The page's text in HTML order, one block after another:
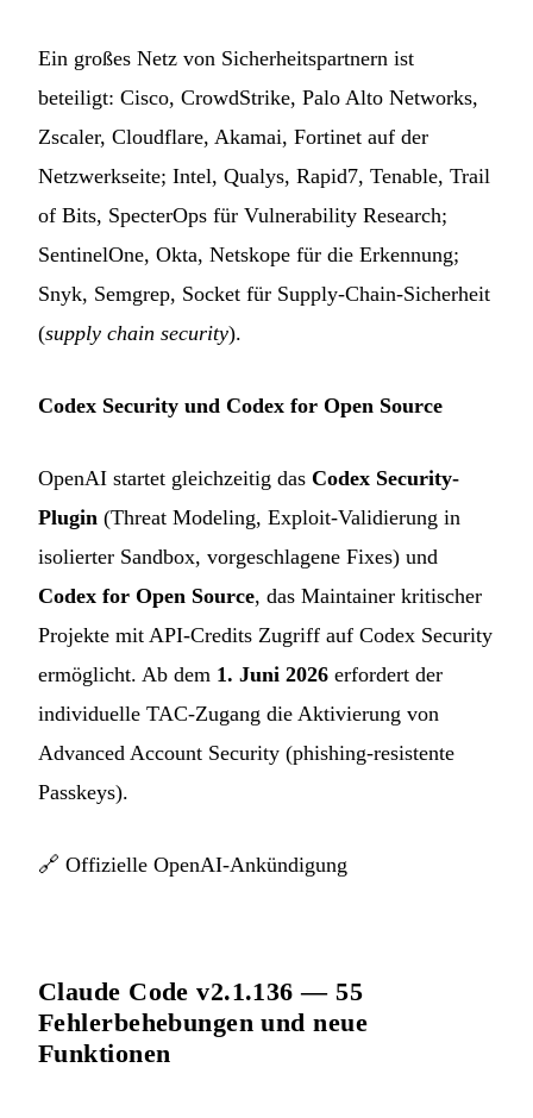
Ein großes Netz von Sicherheitspartnern ist
beteiligt: Cisco, CrowdStrike, Palo Alto Networks,
Zscaler, Cloudflare, Akamai, Fortinet auf der
Netzwerkseite; Intel, Qualys, Rapid7, Tenable, Trail
of Bits, SpecterOps für Vulnerability Research;
SentinelOne, Okta, Netskope für die Erkennung;
Snyk, Semgrep, Socket für Supply-Chain-Sicherheit
(supply chain security).
Codex Security und Codex for Open Source
OpenAI startet gleichzeitig das Codex Security-
Plugin (Threat Modeling, Exploit-Validierung in
isolierter Sandbox, vorgeschlagene Fixes) und
Codex for Open Source, das Maintainer kritischer
Projekte mit API-Credits Zugriff auf Codex Security
ermöglicht. Ab dem 1. Juni 2026 erfordert der
individuelle TAC-Zugang die Aktivierung von
Advanced Account Security (phishing-resistente
Passkeys).
🔗 Offizielle OpenAI-Ankündigung
Claude Code v2.1.136 — 55
Fehlerbehebungen und neue
Funktionen